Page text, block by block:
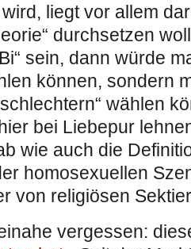
liegt vor allem
durchsetzen
sein, dann würde
können, sondern
wählen
bei Liebepur
wie auch die
homosexuellen
von religiösen
vergessen: